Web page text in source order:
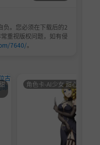
负。您必须在下载后的2
重视版权问题，如有侵
7640/。
角色卡-AI少女 甜心选择 恋活